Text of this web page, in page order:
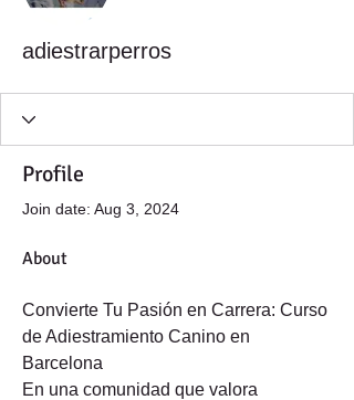
adiestrarperros
Profile
Join date: Aug 3, 2024
About
Convierte Tu Pasión en Carrera: Curso
de Adiestramiento Canino en
Barcelona
En una comunidad que valora